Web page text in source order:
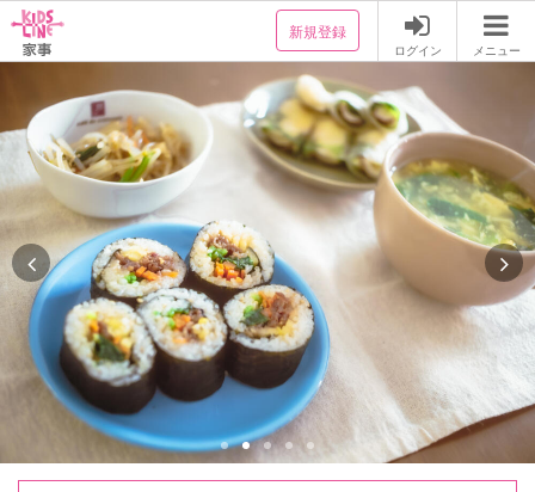
新規登録
ログイン メニュー